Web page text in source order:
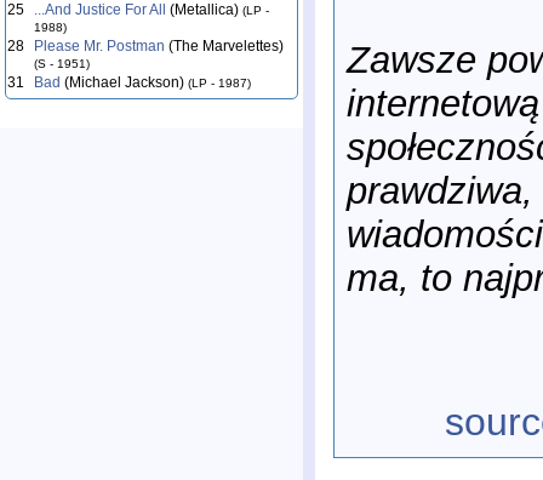
25 ...And Justice For All (Metallica) (LP -
1988)
28 Please Mr. Postman (The Marvelettes)
(S - 1951)
31 Bad (Michael Jackson) (LP - 1987)
Zawsze
ma, to